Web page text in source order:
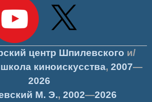
центр Шпилевского и/
киноискусства, 2007—
2026
М. Э., 2002—2026